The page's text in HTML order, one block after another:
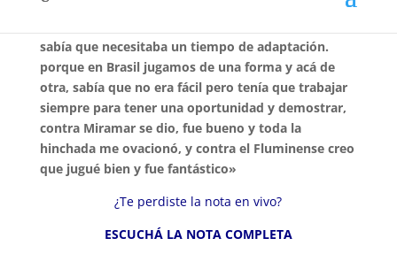
puesto de la cancha. Tu radio habló casi 15′ con el
sabía que necesitaba un tiempo de adaptación.
porque en Brasil jugamos de una forma y acá de
otra, sabía que no era fácil pero tenía que trabajar
siempre para tener una oportunidad y demostrar,
contra Miramar se dio, fue bueno y toda la
hinchada me ovacionó, y contra el Fluminense creo
que jugué bien y fue fantástico»
¿Te perdiste la nota en vivo?
ESCUCHÁ LA NOTA COMPLETA